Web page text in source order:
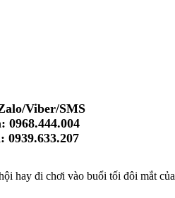
Viber/SMS
0968.444.004
0939.633.207
đi chơi vào buổi tối đôi mắt